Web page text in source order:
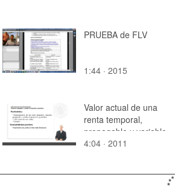
PRUEBA de FLV
1:44 · 2015
Valor actual de una
renta temporal,
prepagable y variable
en progresión
4:04 · 2011